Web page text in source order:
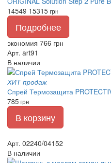
14549 15315 грн
Подробнее
экономия 766 грн
Арт. art91
В наличии
ХИТ продаж
Спрей Термозащита
785грн
В корзину
Арт. 02240/04152
В наличии